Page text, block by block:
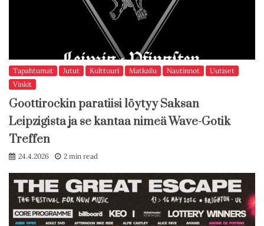
Tapahtumat Jutut Kulttuuri Matkailu Nautinnot
Uutiset
Vinkit
Goottirockin paratiisi löytyy Saksan
Leipzigista ja se kantaa nimeä Wave-Gotik
Treffen
24.4.2026 2 min read